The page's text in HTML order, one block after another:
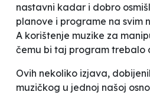
nastavni kadar i dobro
planove i programe na svim
A korištenje muzike za
čemu bi taj program trebalo
Ovih nekoliko izjava,
muzičkog u jednoj našoj